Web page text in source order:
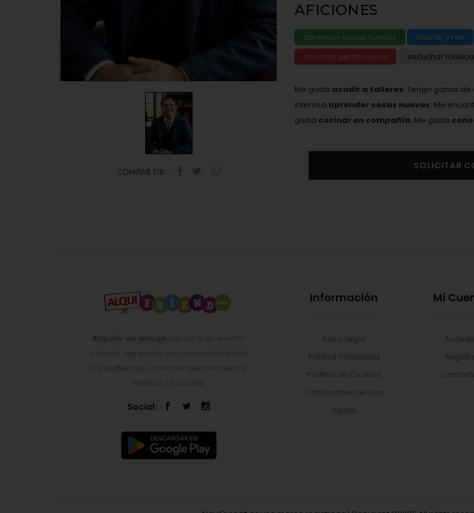
COMPARTIR :
AFICIONES
aprender cosas nuevas charlar y reir
conocer gente nueva
escuchar música
Me gusta acudir a talleres. Tengo ganas de
interesa aprender cosas nuevas. Me
gusta cocinar en compañía. Me gusta
SOLICITAR
Social:
Información
Aviso Legal
Política Privacidad
Política de Cookies
Condiciones de Uso
Ayuda
Mi